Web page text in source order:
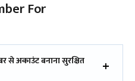
For
से अकाउंट बनाना सुरक्षित